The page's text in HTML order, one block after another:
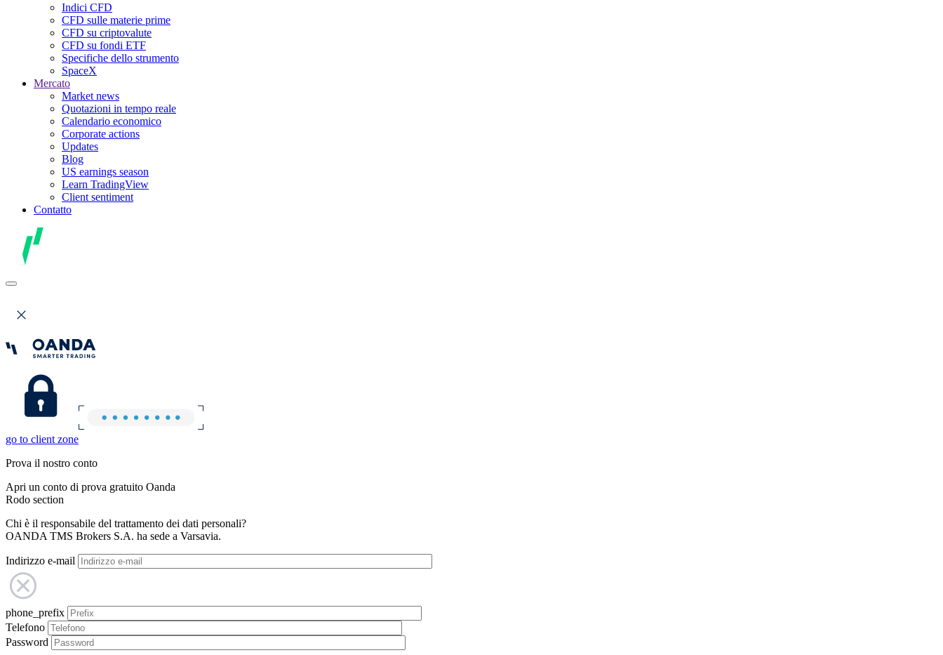
Indici CFD
CFD sulle materie prime
CFD su criptovalute
CFD su fondi ETF
Specifiche dello strumento
SpaceX
Mercato
Market news
Quotazioni in tempo reale
Calendario economico
Corporate actions
Updates
Blog
US earnings season
Learn TradingView
Client sentiment
Contatto
go to client zone
Prova il nostro conto
Apri un conto di prova gratuito Oanda
Rodo section
Chi è il responsabile del trattamento dei dati personali?
OANDA TMS Brokers S.A. ha sede a Varsavia.
Indirizzo e-mail
phone_prefix
Telefono
Password